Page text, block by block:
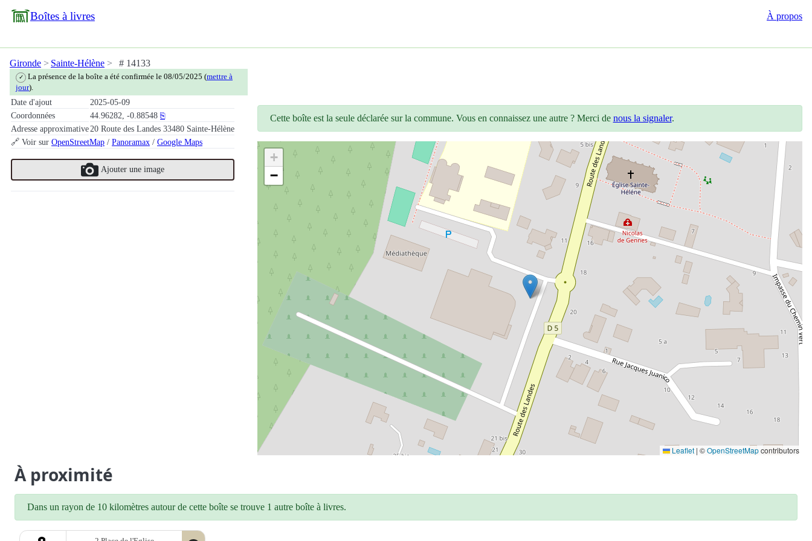
Boîtes à livres À propos
Gironde Sainte-Hélène # 14133
✓ La présence de la boîte a été confirmée le 08/05/2025 (mettre à
jour).
Date d'ajout
2025-05-09
Coordonnées
44.96282, -0.88548 ⎘
Adresse approximative20 Route des Landes 33480 Sainte-Hélène
🔗 Voir sur OpenStreetMap / Panoramax / Google Maps
Ajouter une image
Cette boîte est la seule déclarée sur la commune. Vous en connaissez une autre ? Merci de nous la signaler.
+
−
Leaflet | ©OpenStreetMapcontributors
À proximité
Dans un rayon de 10 kilomètres autour de cette boîte se trouve 1 autre boîte à livres.